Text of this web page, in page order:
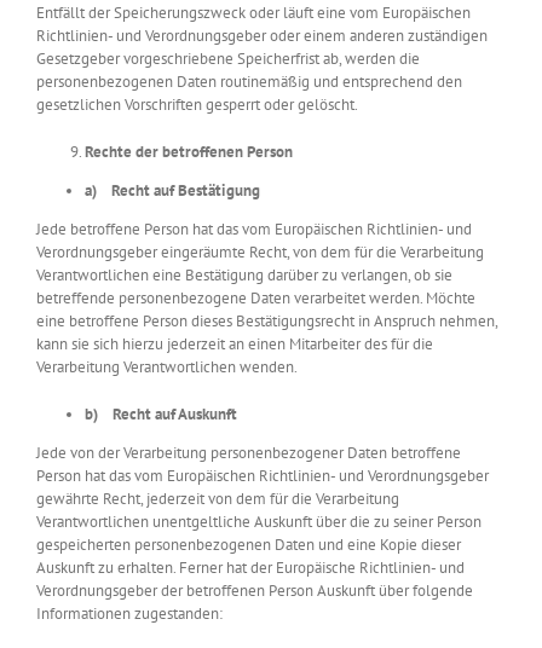
Entfällt der Speicherungszweck oder läuft eine vom Europäischen
Richtlinien- und Verordnungsgeber oder einem anderen zuständigen
Gesetzgeber vorgeschriebene Speicherfrist ab, werden die
personenbezogenen Daten routinemäßig und entsprechend den
gesetzlichen Vorschriften gesperrt oder gelöscht.
Rechte der betroffenen Person
a) Recht auf Bestätigung
Jede betroffene Person hat das vom Europäischen Richtlinien- und
Verordnungsgeber eingeräumte Recht, von dem für die Verarbeitung
Verantwortlichen eine Bestätigung darüber zu verlangen, ob sie
betreffende personenbezogene Daten verarbeitet werden. Möchte
eine betroffene Person dieses Bestätigungsrecht in Anspruch nehmen,
kann sie sich hierzu jederzeit an einen Mitarbeiter des für die
Verarbeitung Verantwortlichen wenden.
b) Recht auf Auskunft
Jede von der Verarbeitung personenbezogener Daten betroffene
Person hat das vom Europäischen Richtlinien- und Verordnungsgeber
gewährte Recht, jederzeit von dem für die Verarbeitung
Verantwortlichen unentgeltliche Auskunft über die zu seiner Person
gespeicherten personenbezogenen Daten und eine Kopie dieser
Auskunft zu erhalten. Ferner hat der Europäische Richtlinien- und
Verordnungsgeber der betroffenen Person Auskunft über folgende
Informationen zugestanden: